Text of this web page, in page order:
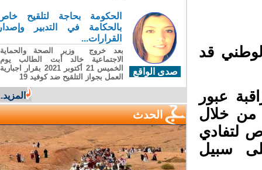
قد
عبور
من خلال
لتفادي
سبيل
صدى الواقع
الحكومة بحاجة لتلقيح خاص
بالحكامة في التدبير وإصدار
القرارات...
بعد خروج وزير الصحة والحماية
الاجتماعية خالد أبت الطالب يوم
الخميس 21 أكتوبر 2021 بقرار اجبارية
العمل بجواز التلقيح ضد كوفيد 19
المزيد...
الحدث